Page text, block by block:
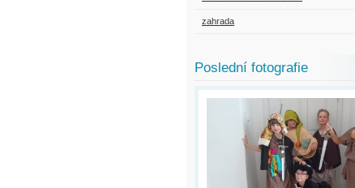
zahrada
Poslední fotografie